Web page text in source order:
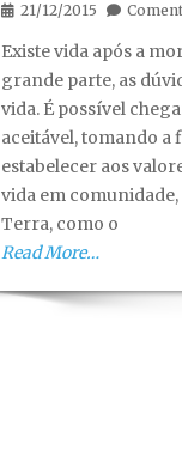
21/12/2015
Existe vida após a
grande parte, as
vida. É possível
aceitável, tomando a
estabelecer aos
vida em
Terra, como o
Read More…